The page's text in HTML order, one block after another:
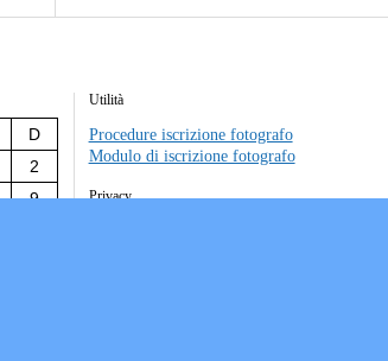
D
2
9
Utilità
Procedure iscrizione fotografo
Modulo di iscrizione fotografo
Privacy